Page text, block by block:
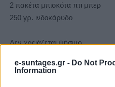
e-suntages.gr - Do Not
Information
2 πακέτα μπισκότα πτι μπερ
250 γρ. ινδοκάρυδο
Δεν χρειάζεται ψήσιμο…
Εκτέλεση: